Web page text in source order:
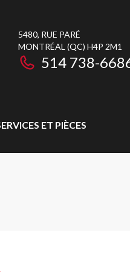
5480, RUE PARÉ
MONTRÉAL (QC) H4P 2M1
514 738-
ET PIÈCES